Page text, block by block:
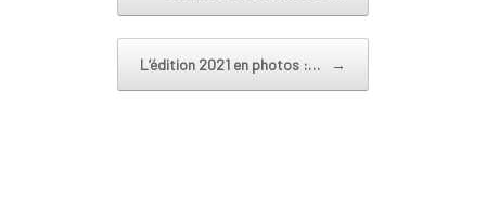
L’édition 2021 en photos :… →